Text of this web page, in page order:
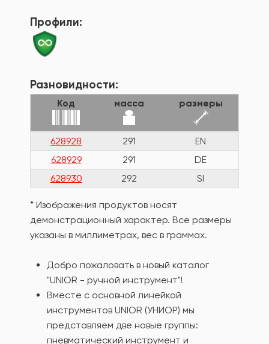
Профили:
Разновидности:
Код масса размеры
628928 291
EN
628929
291
DE
628930
292 SI
* Изображения продуктов носят
демонстрационный характер. Все размеры
указаны в миллиметрах, вес в граммах.
Добро пожаловать в новый каталог
"UNIOR - ручной инструмент"!
Вместе с основной линейкой
инструментов UNIOR (УНИОР) мы
представляем две новые группы:
пневматический инструмент и